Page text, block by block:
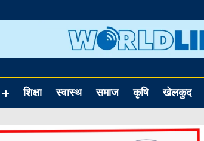
शिक्षा स्वास्थ समाज कृषि खेलकुद